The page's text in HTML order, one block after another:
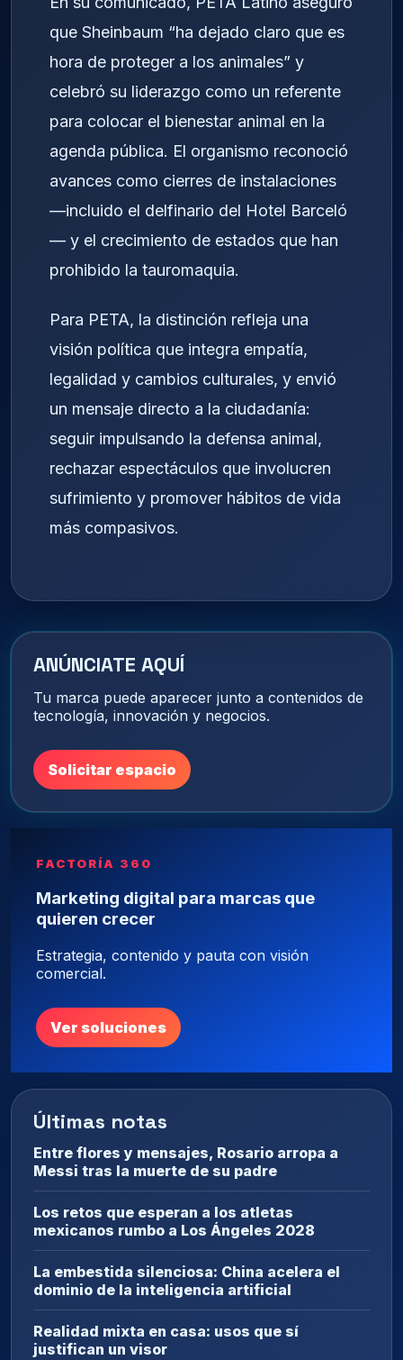
que Sheinbaum “ha dejado claro que es
hora de proteger a los animales” y
celebró su liderazgo como un referente
para colocar el bienestar animal en la
agenda pública. El organismo reconoció
avances como cierres de instalaciones
—incluido el delfinario del Hotel Barceló
— y el crecimiento de estados que han
prohibido la tauromaquia.
Para PETA, la distinción refleja una
visión política que integra empatía,
legalidad y cambios culturales, y envió
un mensaje directo a la ciudadanía:
seguir impulsando la defensa animal,
rechazar espectáculos que involucren
sufrimiento y promover hábitos de vida
más compasivos.
ANÚNCIATE AQUÍ
Tu marca puede aparecer junto a contenidos de
tecnología, innovación y negocios.
Solicitar espacio
FACTORÍA 360
Marketing digital para marcas que
quieren crecer
Estrategia, contenido y pauta con visión
comercial.
Ver soluciones
Últimas notas
Entre flores y mensajes, Rosario arropa a
Messi tras la muerte de su padre
Los retos que esperan a los atletas
mexicanos rumbo a Los Ángeles 2028
La embestida silenciosa: China acelera el
dominio de la inteligencia artificial
Realidad mixta en casa: usos que sí
justifican un visor